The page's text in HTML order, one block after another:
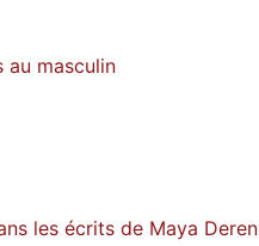
au masculin
les écrits de Maya Deren